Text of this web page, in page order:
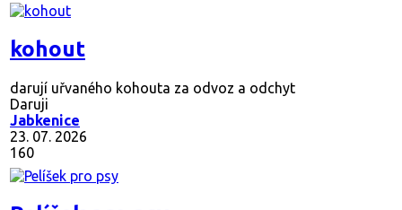
kohout
darují uřvaného kohouta za odvoz a odchyt
Daruji
Jabkenice
23. 07. 2026
160